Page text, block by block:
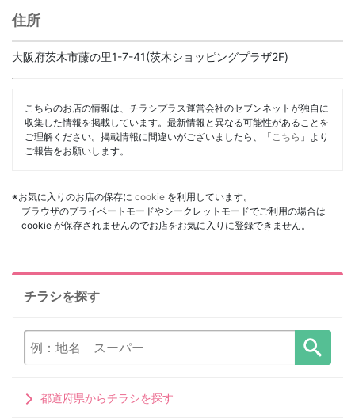
住所
大阪府茨木市藤の里1-7-41(茨木ショッピングプラザ2F)
こちらのお店の情報は、チラシプラス運営会社のセブンネットが独自に
収集した情報を掲載しています。最新情報と異なる可能性があることを
ご理解ください。掲載情報に間違いがございましたら、「 こちら 」より
ご報告をお願いします。
※お気に入りのお店の保存に cookie を利用しています。
ブラウザのプライベートモードやシークレットモードでご利用の場合は
cookie が保存されませんのでお店をお気に入りに登録できません。
チラシを探す
都道府県からチラシを探す